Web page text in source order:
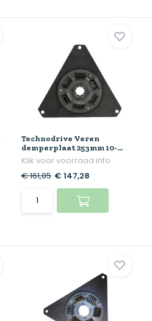
Technodrive Veren
demperplaat 253mm 10-...
Klik voor voorraad info
€ 161,85 € 147,28